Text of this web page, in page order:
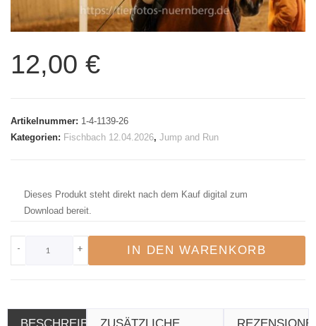
12,00 €
Artikelnummer: 1-4-1139-26
Kategorien: Fischbach 12.04.2026, Jump and Run
Dieses Produkt steht direkt nach dem Kauf digital zum
Download bereit.
- + IN DEN WARENKORB
BESCHREIBUNGZUSÄTZLICHE